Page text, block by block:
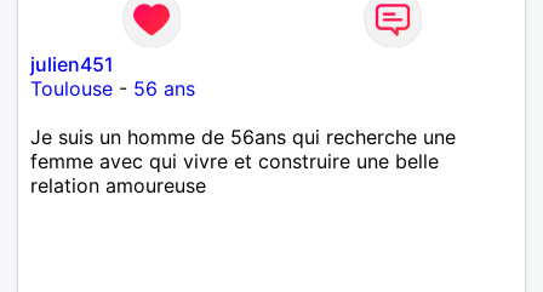
julien451
Toulouse - 56 ans
Je suis un homme de 56ans qui recherche une
femme avec qui vivre et construire une belle
relation amoureuse